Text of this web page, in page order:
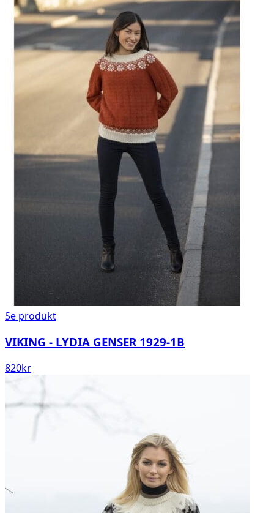
Se produkt
VIKING - LYDIA GENSER 1929-1B
820kr